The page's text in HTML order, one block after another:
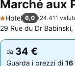
Marché aux
1 Stelle
Hotel 6,0 (24.411
29 Rue du Dr
da 34 €
Guarda i prezzi di 16
da 34 €
Guarda i prezzi di 16